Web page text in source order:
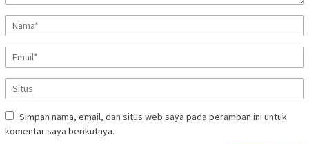
Simpan nama, email, dan situs web saya pada peramban ini untuk
komentar saya berikutnya.